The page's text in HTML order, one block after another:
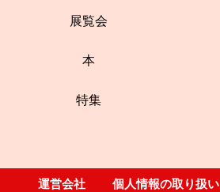
展覧会
本
特集
運営会社 個人情報の取り扱い